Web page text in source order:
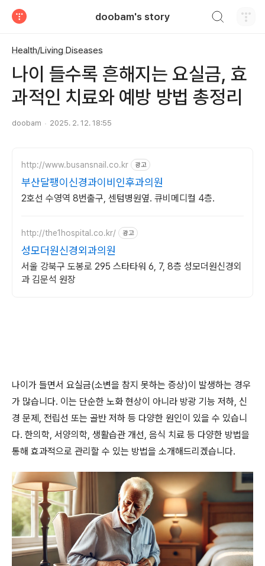
doobam's story
Health/Living Diseases
나이 들수록 흔해지는 요실금, 효
과적인 치료와 예방 방법 총정리
doobam 2025. 2. 12. 18:55
http://www.busansnail.co.kr 광고
부산달팽이신경과이비인후과의원
2호선 수영역 8번출구, 센텀병원옆. 큐비메디컬 4층.
http://the1hospital.co.kr/ 광고
성모더원신경외과의원
서울 강북구 도봉로 295 스타타워 6, 7, 8층 성모더원신경외
과 김문석 원장
나이가 들면서 요실금(소변을 참지 못하는 증상)이 발생하는 경우
가 많습니다. 이는 단순한 노화 현상이 아니라 방광 기능 저하, 신
경 문제, 전립선 또는 골반 저하 등 다양한 원인이 있을 수 있습니
다. 한의학, 서양의학, 생활습관 개선, 음식 치료 등 다양한 방법을
통해 효과적으로 관리할 수 있는 방법을 소개해드리겠습니다.